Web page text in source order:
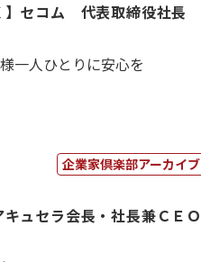
】セコム 代表取締役社長
一人ひとりに安心を
企業家倶楽部アーカイブ
キュセラ会長・社長兼ＣＥＯ